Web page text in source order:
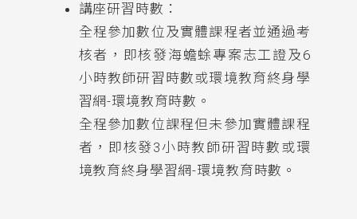
講座研習時數：
全程參加數位及實體課程者並通過考
核者，即核發海蟾蜍專案志工證及6
小時教師研習時數或環境教育終身學
習網-環境教育時數。
全程參加數位課程但未參加實體課程
者，即核發3小時教師研習時數或環
境教育終身學習網-環境教育時數。